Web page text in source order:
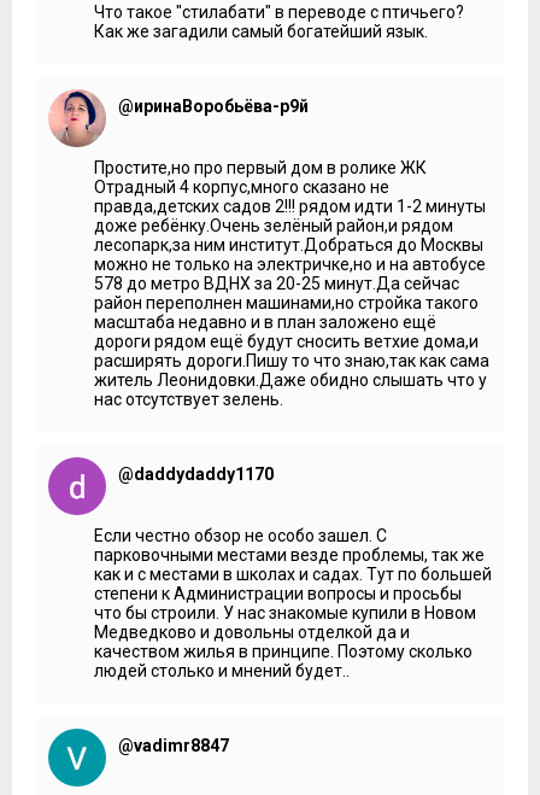
Что такое "стилабати" в переводе с птичьего?
Как же загадили самый богатейший язык.
@иринаВоробьёва-р9й
Простите,но про первый дом в ролике ЖК
Отрадный 4 корпус,много сказано не
правда,детских садов 2!!! рядом идти 1-2 минуты
доже ребёнку.Очень зелёный район,и рядом
лесопарк,за ним институт.Добраться до Москвы
можно не только на электричке,но и на автобусе
578 до метро ВДНХ за 20-25 минут.Да сейчас
район переполнен машинами,но стройка такого
масштаба недавно и в план заложено ещё
дороги рядом ещё будут сносить ветхие дома,и
расширять дороги.Пишу то что знаю,так как сама
житель Леонидовки.Даже обидно слышать что у
нас отсутствует зелень.
@daddydaddy1170
Если честно обзор не особо зашел. С
парковочными местами везде проблемы, так же
как и с местами в школах и садах. Тут по большей
степени к Администрации вопросы и просьбы
что бы строили. У нас знакомые купили в Новом
Медведково и довольны отделкой да и
качеством жилья в принципе. Поэтому сколько
людей столько и мнений будет..
@vadimr8847